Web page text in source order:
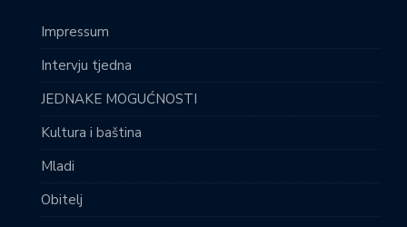
Impressum
Intervju tjedna
JEDNAKE MOGUĆNOSTI
Kultura i baština
Mladi
Obitelj